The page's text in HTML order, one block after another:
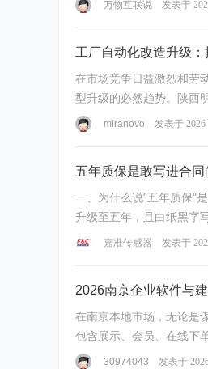
万物互联说 发表于
工厂自动化改造升级
在市场竞争日益激烈和劳
型升级的必然趋势。陕西
miranovo 发表于
五年质保是敢写进合
一、为什么说"五年质保"是传感器行业的一次突破？ 在工控传感器行业，通用产品质保期通常
升级至五年，且白纸黑字
嘉准传感器 发表于
2026南京企业软件与
在南京本地市场，无论是
包含展示、会员、在线下
30974043 发表于